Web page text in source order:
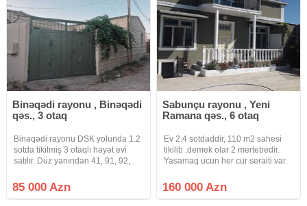
Binəqədi rayonu , Binəqədi
qəs., 3 otaq
Binəqədi rayonu DSK yolunda 1.2
sotda tikilmiş 3 otaqlı həyət evi
satılır. Düz yanından 41, 91, 92,
zal, 2 yataq otağı, h/t və mətbəx
(90 kv ev, 30 kv həyət) ibarətdir.
85 000 Azn
Sabunçu rayonu , Yeni
Ramana qəs., 6 otaq
Ev 2.4 sotdaddir, 110 m2 sahesi
tikilib .demek olar 2 mertebedir.
Yasamaq ucun her cur seraiti var.
mebeli hediyye olunacaq.öz
evimdir, pula ehtiyacim oldugu
160 000 Azn